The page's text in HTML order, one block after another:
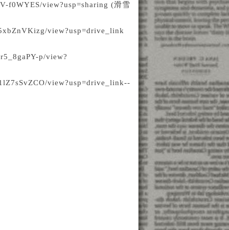
f0WYES/view?usp=sharing (滑雪
view?usp=drive_link
p/view?
view?usp=drive_link--